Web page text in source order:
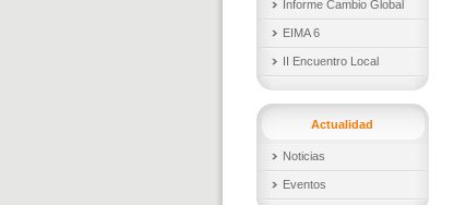
Informe Cambio Global
EIMA 6
II Encuentro Local
Actualidad
Noticias
Eventos